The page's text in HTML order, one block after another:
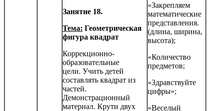
Занятие 18.
Тема: Геометрическая
фигура квадрат
Коррекционно-
образовательные
цели. Учить детей
составлять квадрат из
частей.
Демонстрационный
материал. Крути двух
«Закрепляем
математические
представления.
(длина, ширина,
высота);
«Количество
предметов;
«Здравствуйте
цифры»;
«Веселый